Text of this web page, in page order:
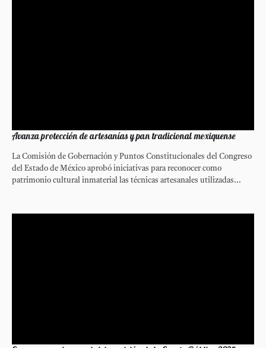
Avanza protección de artesanías y pan tradicional mexiquense
La Comisión de Gobernación y Puntos Constitucionales del Congreso
del Estado de México aprobó iniciativas para reconocer como
patrimonio cultural inmaterial las técnicas artesanales utilizadas...